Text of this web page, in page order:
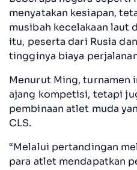
menyatakan kesiapan,
musibah kecelakaan laut
itu, peserta dari Rusia
tingginya biaya
Menurut Ming, turnamen
ajang kompetisi, tetapi
pembinaan atlet muda
CLS.
“Melalui pertandingan
para atlet mendapatkan